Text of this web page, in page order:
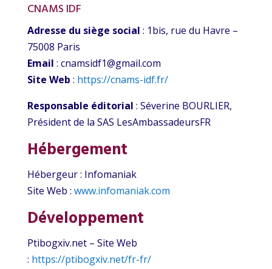
CNAMS IDF
Adresse du siège social : 1bis, rue du Havre –
75008 Paris
Email : cnamsidf1@gmail.com
Site Web : https://cnams-idf.fr/
Responsable éditorial : Séverine BOURLIER,
Président de la SAS LesAmbassadeursFR
Hébergement
Hébergeur : Infomaniak
Site Web : www.infomaniak.com
Développement
Ptibogxiv.net – Site Web
: https://ptibogxiv.net/fr-fr/